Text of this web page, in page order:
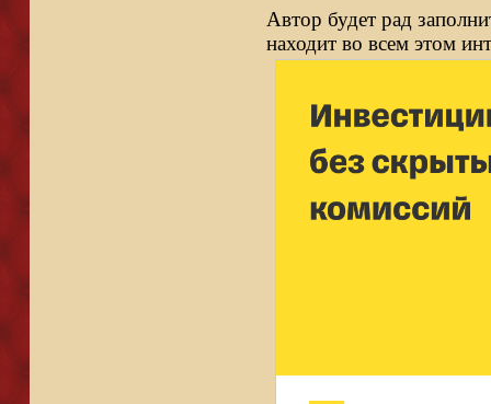
Автор будет рад
находит во всем этом